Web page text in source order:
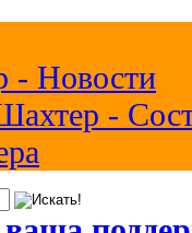
- Новости
-